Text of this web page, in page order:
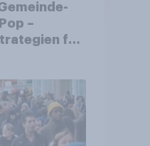
–
für